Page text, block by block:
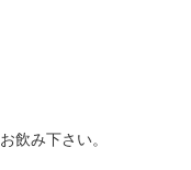
飲み下さい。